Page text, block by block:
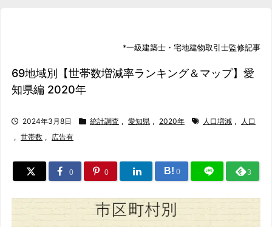
*一級建築士 ・ 宅地建物取引士監修記事
69地域別【世帯数増減率ランキング＆マップ】愛
知県編 2020年
2024年3月8日 統計調査 , 愛知県 , 2020年 人口増減 ,
人口
, 世帯数 , 広告有
0 0 B! 0 3